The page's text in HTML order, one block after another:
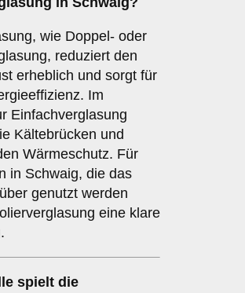
wie Doppel- oder
reduziert den
erheblich und sorgt für
Im
Einfachverglasung
Kältebrücken und
Wärmeschutz. Für
in Schwaig, die das
genutzt werden
eine klare
spielt die